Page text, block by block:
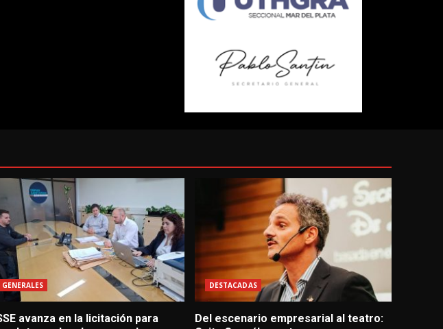
GENERALES
avanza en la licitación para
DESTACADAS
Del escenario empresarial al teatro: